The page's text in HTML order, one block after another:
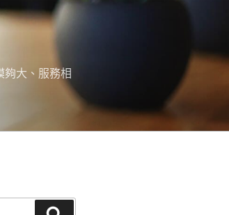
夠大、服務相